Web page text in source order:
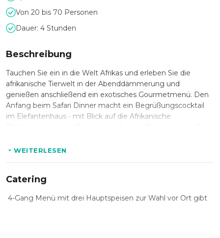
Von 20 bis 70 Personen
Dauer: 4 Stunden
Beschreibung
Tauchen Sie ein in die Welt Afrikas und erleben Sie die
afrikanische Tierwelt in der Abenddämmerung und
genießen anschließend ein exotisches Gourmetmenü. Den
Anfang beim Safari Dinner macht ein Begrüßungscocktail
im Elefantenhaus - mit Blick auf die Afrikanische
afrikanische Tierarten - darunter Strauße, Zebras, Geparde
Terrasse mit Blick auf die afrikanische Tierwelt.
WEITERLESEN
Catering
4-Gang Menü mit drei Hauptspeisen zur Wahl vor Ort gibt